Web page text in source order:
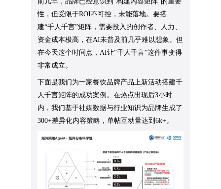
性，但受限于ROI不可控，未能落地。要搭
建“千人千言”矩阵，需要投入的创作者、人力、
资金成本极高，在AI未普及前几乎难以想象。但
在今天这个时间点，AI让“千人千言”这件事变得
非常成立。
下面是我们为一家餐饮品牌产品上新活动搭建千
人千言矩阵的成功案例。在热点出现后3小时
内，我们基于社媒数据与行业知识为品牌生成了
300+差异化内容策略，单帖互动量达到6k+。